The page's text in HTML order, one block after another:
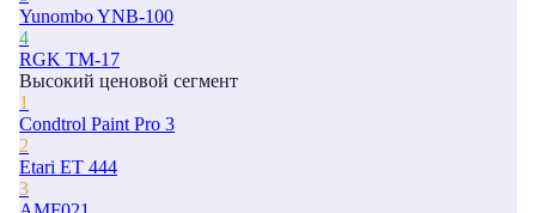
Yunombo YNB-100
4
RGK TM-17
Высокий ценовой сегмент
1
Condtrol Paint Pro 3
2
Etari ET 444
3